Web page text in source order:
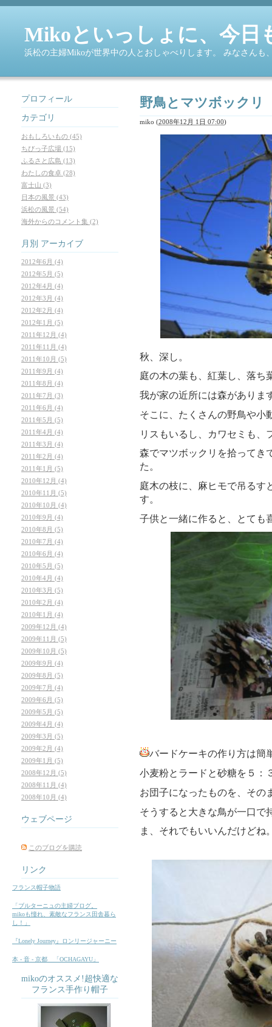
Mikoといっしょに、今日
浜松の主婦Mikoが世界中の人とおしゃべりします。 みなさんも
野鳥とマツボックリ
miko (2008年12月 1日 07:00)
秋、深し。
庭の木の葉も、紅葉し、落ち
我が家の近所には森がありま
そこに、たくさんの野鳥や小
リスもいるし、カワセミも、
森でマツボックリを拾ってき
た。
庭木の枝に、麻ヒモで吊るす
す。
子供と一緒に作ると、とても
バードケーキの作り方は簡
小麦粉とラードと砂糖を５：
お団子になったものを、その
そうすると大きな鳥が一口で
ま、それでもいいんだけどね
プロフィール
カテゴリ
おもしろいもの (45)
ちびっ子広場 (15)
ふるさと広島 (13)
わたしの食卓 (28)
富士山 (3)
日本の風景 (43)
浜松の風景 (54)
海外からのコメント集 (2)
月別 アーカイブ
2012年6月 (4)
2012年5月 (5)
2012年4月 (4)
2012年3月 (4)
2012年2月 (4)
2012年1月 (5)
2011年12月 (4)
2011年11月 (4)
2011年10月 (5)
2011年9月 (4)
2011年8月 (4)
2011年7月 (3)
2011年6月 (4)
2011年5月 (5)
2011年4月 (4)
2011年3月 (4)
2011年2月 (4)
2011年1月 (5)
2010年12月 (4)
2010年11月 (5)
2010年10月 (4)
2010年9月 (4)
2010年8月 (5)
2010年7月 (4)
2010年6月 (4)
2010年5月 (5)
2010年4月 (4)
2010年3月 (5)
2010年2月 (4)
2010年1月 (4)
2009年12月 (4)
2009年11月 (5)
2009年10月 (5)
2009年9月 (4)
2009年8月 (5)
2009年7月 (4)
2009年6月 (5)
2009年5月 (5)
2009年4月 (4)
2009年3月 (5)
2009年2月 (4)
2009年1月 (5)
2008年12月 (5)
2008年11月 (4)
2008年10月 (4)
ウェブページ
このブログを購読
リンク
フランス帽子物語
「ブルターニュの主婦ブログ。
mikoも憧れ、素敵なフランス田舎暮ら
し！」
『Lonely Journey』ロンリージャーニー
本 ‐ 音 ‐ 京都 「OCHAGAYU」
mikoのオススメ!超快適な
フランス手作り帽子